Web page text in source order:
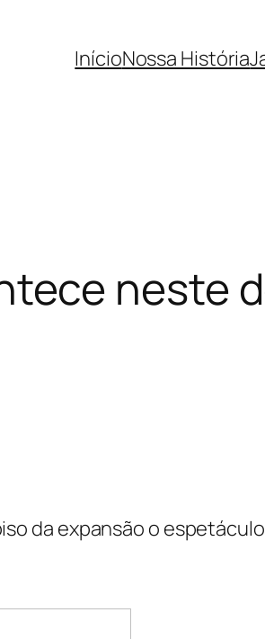
InícioNossa História
neste
da expansão o espetáculo